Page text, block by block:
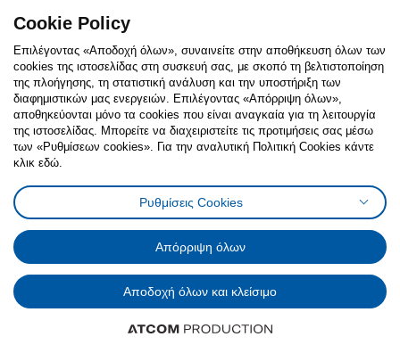
Follow us:
FacebookInstagram
TikTokYoutubePinterestTwitter
Πολιτική CookiesΔήλωση ψηφιακής προσβασιμότητας
Ρυθμίσεις cookiesΌροι Χρήσης
Γενική Πολιτική Προσωπικών Δεδομένων
Πολιτική Προσωπικών Δεδομένων για ΙΚΕΑ.gr
Κώδικας Καταναλωτικής Δεοντολογίας
© Inter-IKEA Systems B.V. 1999 - 2025
Cookie Policy
Επιλέγοντας «Αποδοχή όλων», συναινείτε στην αποθήκευση όλων των
cookies της ιστοσελίδας στη συσκευή σας, με σκοπό τη βελτιστοποίηση
της πλοήγησης, τη στατιστική ανάλυση και την υποστήριξη των
διαφημιστικών μας ενεργειών. Επιλέγοντας «Απόρριψη όλων»,
αποθηκεύονται μόνο τα cookies που είναι αναγκαία για τη λειτουργία
της ιστοσελίδας. Μπορείτε να διαχειριστείτε τις προτιμήσεις σας μέσω
των «Ρυθμίσεων cookies». Για την αναλυτική Πολιτική Cookies κάντε
κλικ εδώ.
Ρυθμίσεις Cookies
Απόρριψη όλων
Αποδοχή όλων και κλείσιμο